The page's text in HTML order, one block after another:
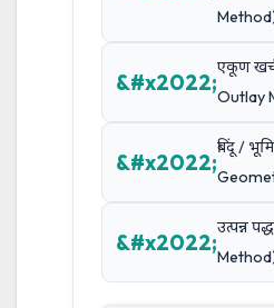
एकूण
Outlay
बिंदू /
उत्पन्न